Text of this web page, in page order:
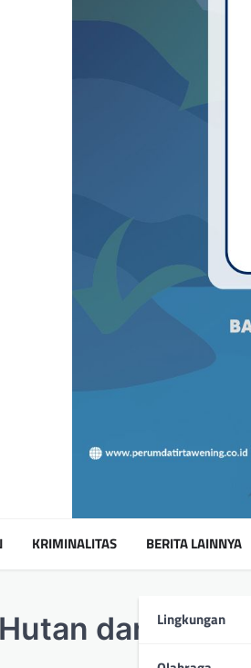
KRIMINALITAS BERITA LAINNYA
Lingkungan
dan